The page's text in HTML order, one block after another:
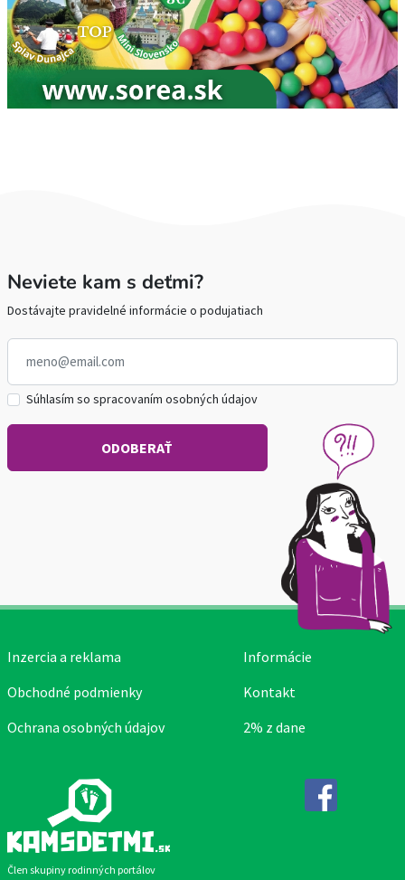
Neviete kam s deťmi?
Dostávajte pravidelné informácie o podujatiach
Súhlasím so spracovaním osobných údajov
Člen skupiny rodinných portálov
Inzercia a reklama
Obchodné podmienky
Ochrana osobných údajov
Informácie
Kontakt
2% z dane